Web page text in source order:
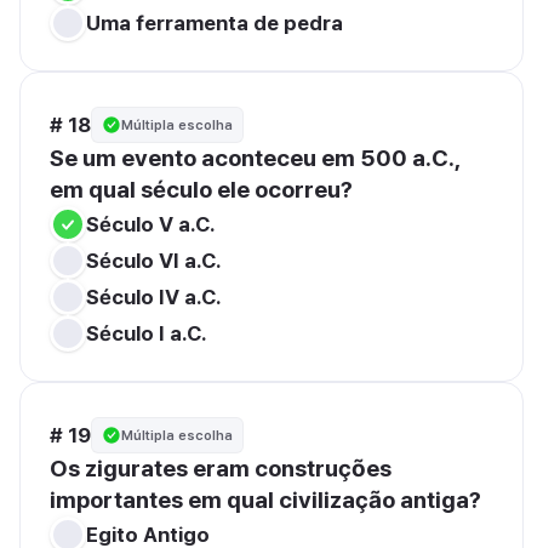
Uma ferramenta de pedra
# 18 Múltipla escolha
Se um evento aconteceu em 500 a.C.,
em qual século ele ocorreu?
Século V a.C.
Século VI a.C.
Século IV a.C.
Século I a.C.
# 19 Múltipla escolha
Os zigurates eram construções
importantes em qual civilização antiga?
Egito Antigo